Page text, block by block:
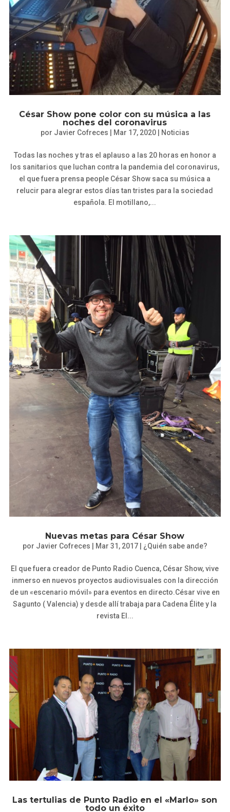
César Show pone color con su música a las
noches del coronavirus
por Javier Cofreces | Mar 17, 2020| Noticias
Todas las noches y tras el aplauso a las 20 horas en honor a
los sanitarios que luchan contra la pandemia del coronavirus,
el que fuera prensa people César Show saca su música a
relucir para alegrar estos días tan tristes para la sociedad
española. El motillano,...
Nuevas metas para César Show
por Javier Cofreces Mar 31, 2017| ¿Quién sabe ande?
El que fuera creador de Punto Radio Cuenca, César Show, vive
inmerso en nuevos proyectos audiovisuales con la dirección
de un «escenario móvil» para eventos en directo.César vive en
Sagunto ( Valencia) y desde allí trabaja para Cadena Élite y la
revista El...
Las tertulias de Punto Radio en el «Marlo» son
todo un éxito